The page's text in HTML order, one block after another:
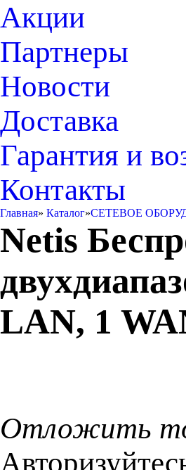
Акции
Партнеры
Новости
Доставка
Гарантия и
Контакты
Главная» Каталог»СЕТЕВОЕ
Netis
LAN, 1
Отложить